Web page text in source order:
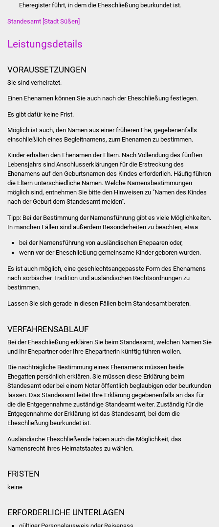
Dienstleistungen
Lebenslagen
Formulare
Bürgerinfos
Bildung
Schulen
Kindergärten
Lokale Agenda
Jugendhaus
Kinder- und
Suenergie
Eheregister führt, in dem die Eheschließung beurkundet ist.
Standesamt [Stadt Süßen]
Leistungsdetails
VORAUSSETZUNGEN
Sie sind verheiratet.
Einen Ehenamen können Sie auch nach der Eheschließung festlegen.
Es gibt dafür keine Frist.
Möglich ist auch, den Namen aus einer früheren Ehe, gegebenenfalls
einschließlich eines Begleitnamens, zum Ehenamen zu bestimmen.
Kinder erhalten den Ehenamen der Eltern. Nach Vollendung des fünften
Lebensjahrs sind Anschlusserklärungen für die Erstreckung des
Ehenamens auf den Geburtsnamen des Kindes erforderlich. Häufig führen
die Eltern unterschiedliche Namen. Welche Namensbestimmungen
möglich sind, entnehmen Sie bitte den Hinweisen zu "Namen des Kindes
nach der Geburt dem Standesamt melden".
Tipp: Bei der Bestimmung der Namensführung gibt es viele Möglichkeiten.
In manchen Fällen sind außerdem Besonderheiten zu beachten, etwa
bei der Namensführung von ausländischen Ehepaaren oder,
wenn vor der Eheschließung gemeinsame Kinder geboren wurden.
Es ist auch möglich, eine geschlechtsangepasste Form des Ehenamens
nach sorbischer Tradition und ausländischen Rechtsordnungen zu
bestimmen.
Lassen Sie sich gerade in diesen Fällen beim Standesamt beraten.
VERFAHRENSABLAUF
Bei der Eheschließung erklären Sie beim Standesamt, welchen Namen Sie
und Ihr Ehepartner oder Ihre Ehepartnerin künftig führen wollen.
Die nachträgliche Bestimmung eines Ehenamens müssen beide
Ehegatten persönlich erklären. Sie müssen diese Erklärung beim
Standesamt oder bei einem Notar öffentlich beglaubigen oder beurkunden
lassen. Das Standesamt leitet Ihre Erklärung gegebenenfalls an das für
die die Entgegennahme zuständige Standeamt weiter. Zuständig für die
Entgegennahme der Erklärung ist das Standesamt, bei dem die
Eheschließung beurkundet ist.
Ausländische Eheschließende haben auch die Möglichkeit, das
Namensrecht ihres Heimatstaates zu wählen.
FRISTEN
keine
ERFORDERLICHE UNTERLAGEN